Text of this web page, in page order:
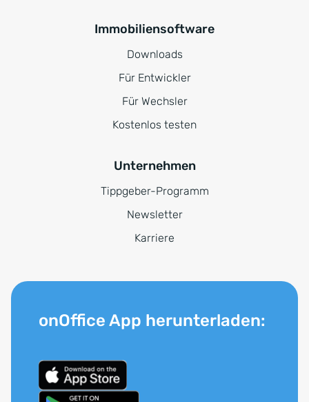
Immobiliensoftware
Downloads
Für Entwickler
Für Wechsler
Kostenlos testen
Unternehmen
Tippgeber-Programm
Newsletter
Karriere
onOffice App herunterladen: